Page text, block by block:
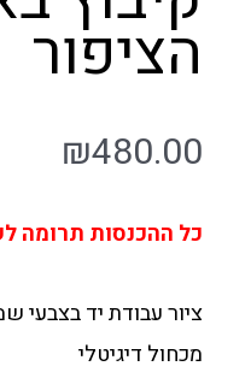
הציפור
₪480.00
כל ההכנסות תרומה
ציור עבודת יד בצבעי
מכחול דיגיטלי